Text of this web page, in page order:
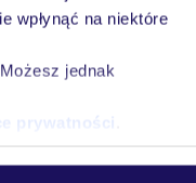
wpłynąć na niektóre
jednak
prywatności